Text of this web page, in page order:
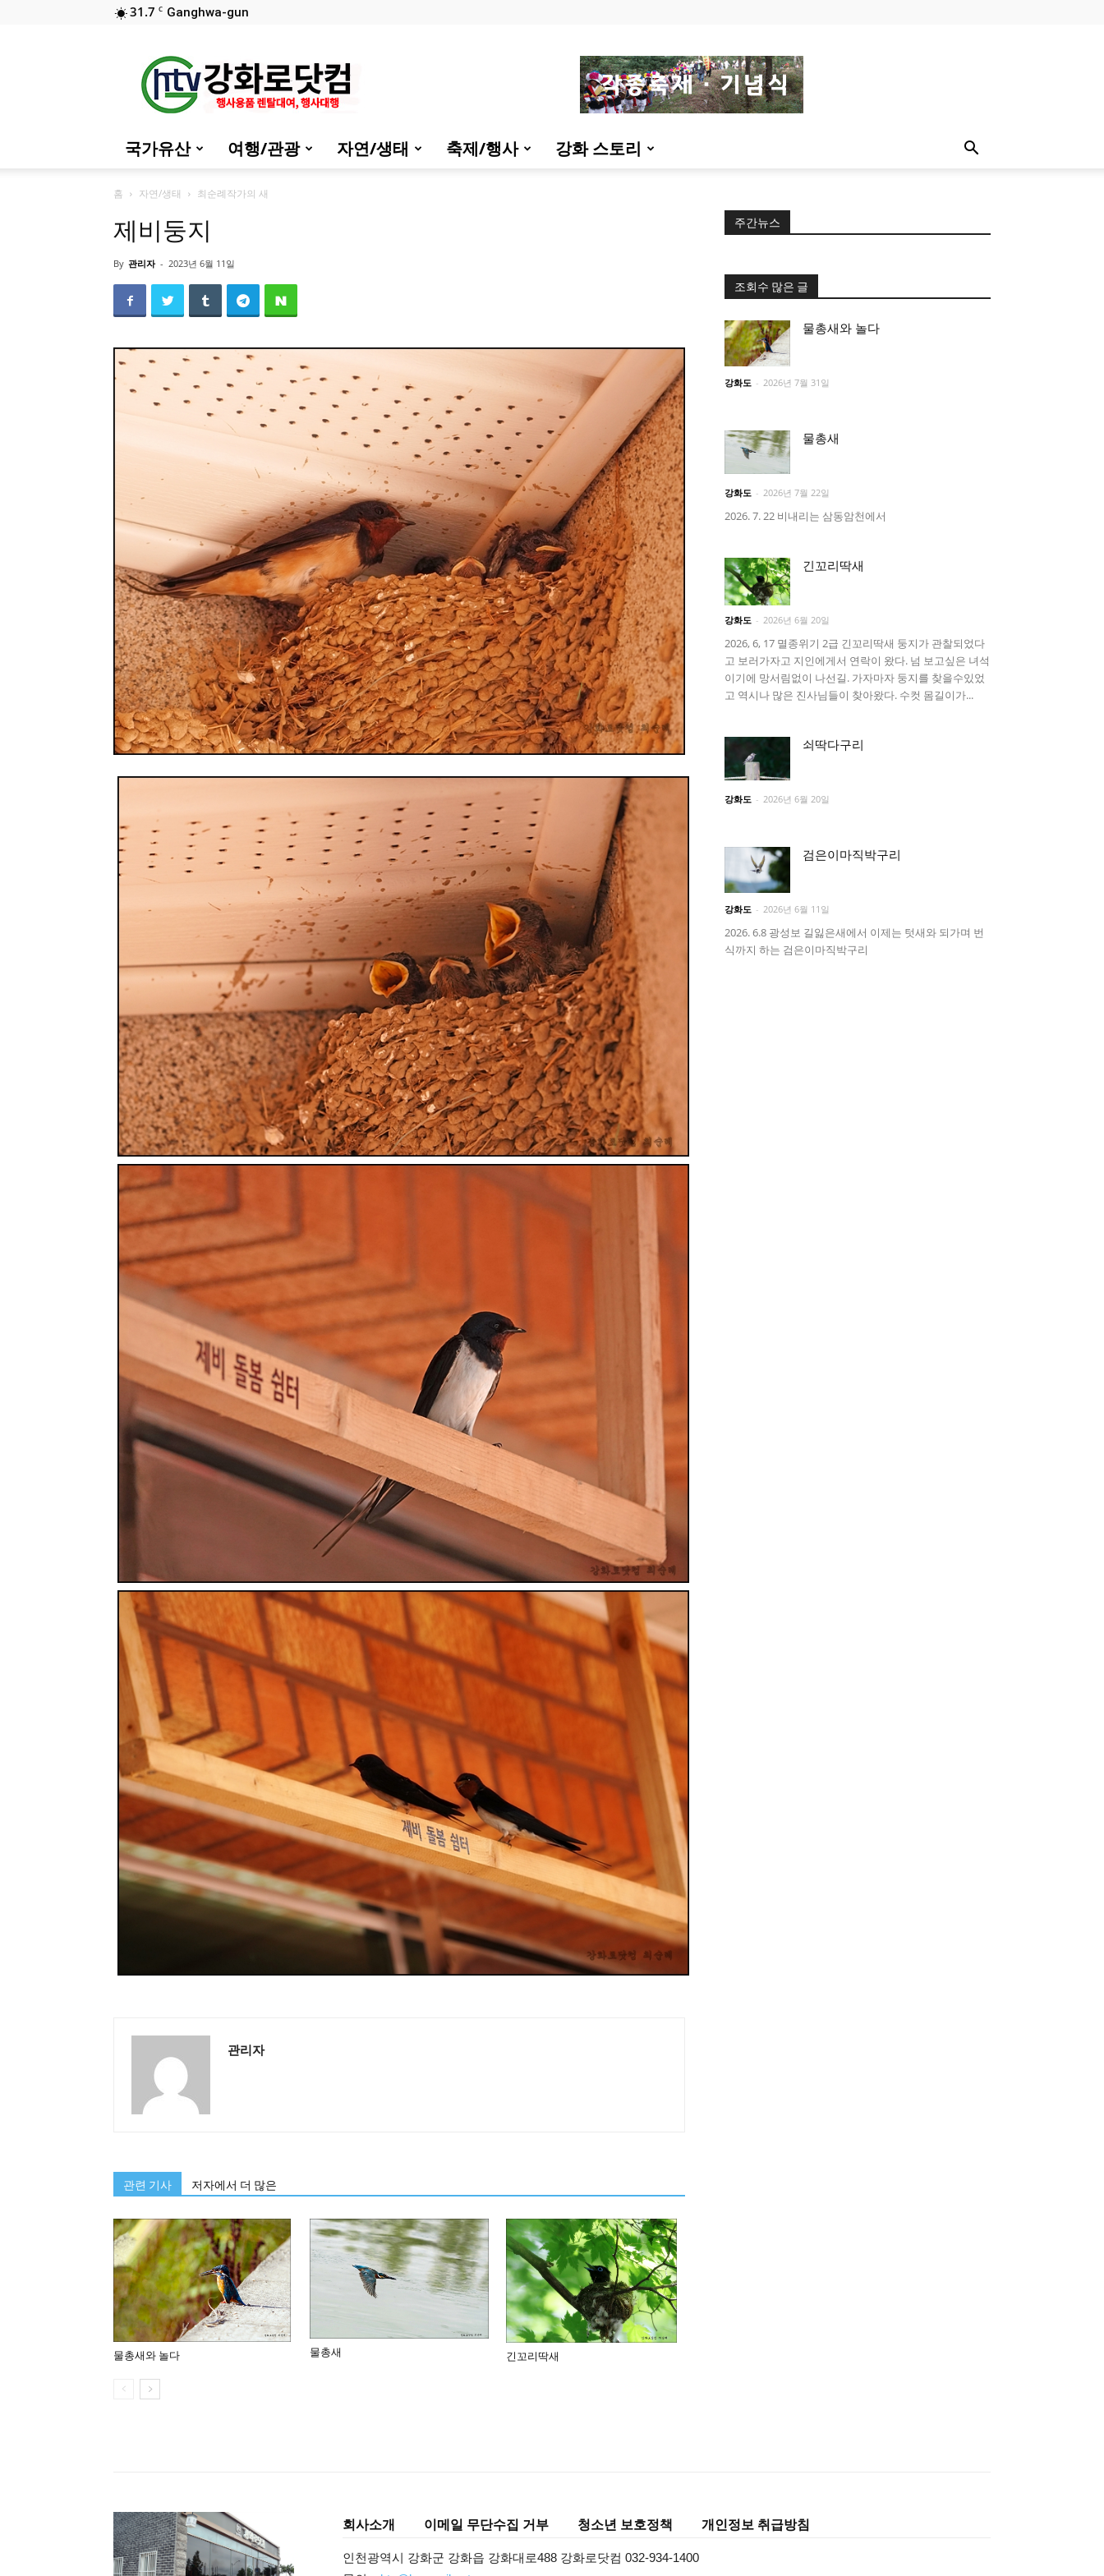
31.7 C Ganghwa-gun
강
화
로
컴
(행
대
국가유산 여행/관광 자연/생태 축제/행사 강화 스토리
홈 자연/생태 최순례작가의 새
제비둥지
By 관리자 - 2023년 6월 11일
관리자
관련 기사 저자에서 더 많은
물총새와 놀다 물총새 긴꼬리딱새
주간뉴스
조회수 많은 글
물총새와 놀다
강화도 - 2026년 7월 31일
물총새
강화도 - 2026년 7월 22일
2026. 7. 22 비내리는 삼동암천에서
긴꼬리딱새
강화도 - 2026년 6월 20일
2026, 6, 17 멸종위기 2급 긴꼬리딱새 둥지가 관찰되었다
고 보러가자고 지인에게서 연락이 왔다. 넘 보고싶은 녀석
이기에 망서림없이 나선길. 가자마자 둥지를 찾을수있었
고 역시나 많은 진사님들이 찾아왔다. 수컷 몸길이가...
쇠딱다구리
강화도 - 2026년 6월 20일
검은이마직박구리
강화도 - 2026년 6월 11일
2026. 6.8 광성보 길잃은새에서 이제는 텃새와 되가며 번
식까지 하는 검은이마직박구리
회사소개 이메일 무단수집 거부 청소년 보호정책 개인정보 취급방침
인천광역시 강화군 강화읍 강화대로488 강화로닷컴 032-934-1400